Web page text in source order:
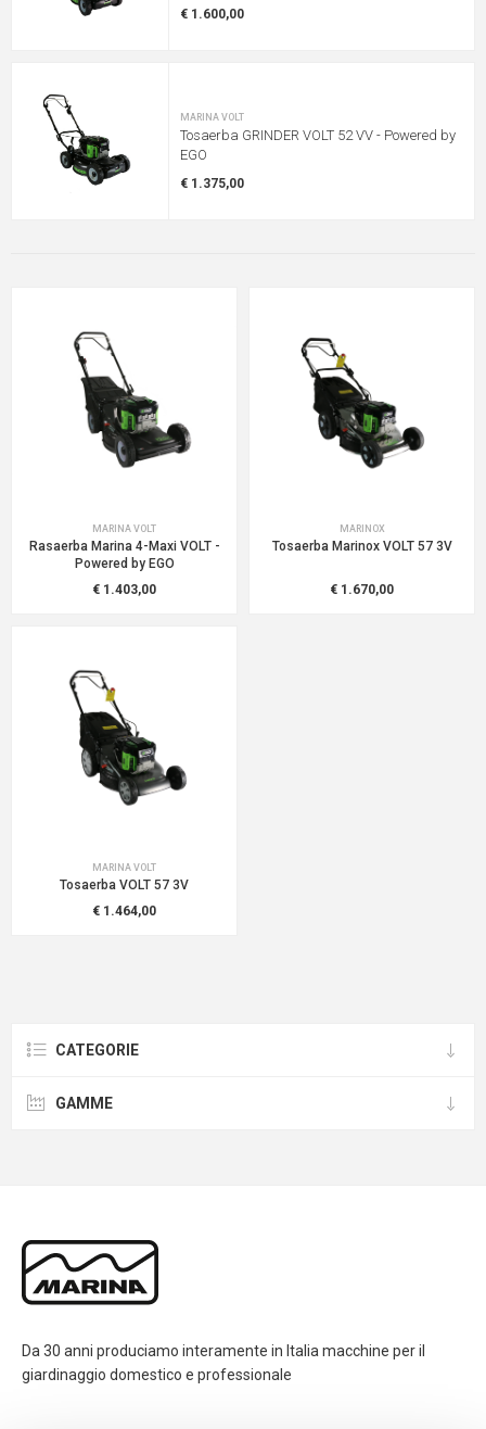
€ 1.600,00
MARINA VOLT
Tosaerba GRINDER VOLT 52 VV - Powered by
EGO
€ 1.375,00
MARINA VOLT
Rasaerba Marina 4-Maxi VOLT -
Powered by EGO
€ 1.403,00
MARINOX
Tosaerba Marinox VOLT 57 3V
€ 1.670,00
MARINA VOLT
Tosaerba VOLT 57 3V
€ 1.464,00
CATEGORIE
GAMME
Da 30 anni produciamo interamente in Italia macchine per il
giardinaggio domestico e professionale